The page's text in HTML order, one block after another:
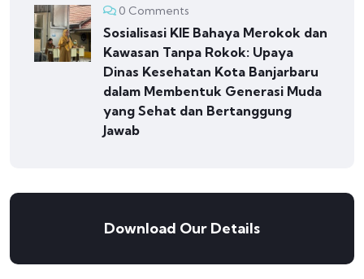
0 Comments
Sosialisasi KIE Bahaya Merokok dan
Kawasan Tanpa Rokok: Upaya
Dinas Kesehatan Kota Banjarbaru
dalam Membentuk Generasi Muda
yang Sehat dan Bertanggung
Jawab
Download Our Details